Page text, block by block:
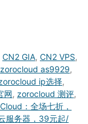
CN2 GIA, CN2 VPS,
zorocloud as9929,
ip选择,
网, zorocloud 测评,
：全场七折，
服务器，39元起/